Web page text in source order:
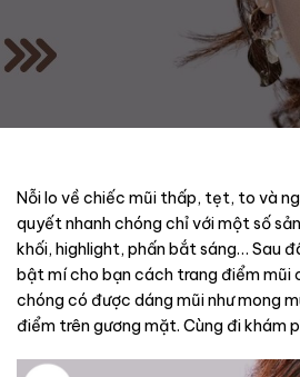
Nỗi lo về chiếc mũi thấp, tẹt, to và
quyết nhanh chóng chỉ với một số
khối, highlight, phấn bắt sáng… Sau
bật mí cho bạn cách trang điểm mũi
chóng có được dáng mũi như mong
điểm trên gương mặt. Cùng đi khám